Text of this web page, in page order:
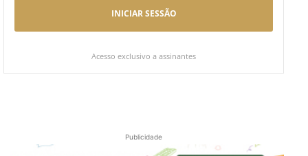
INICIAR SESSÃO
Acesso exclusivo a assinantes
Publicidade